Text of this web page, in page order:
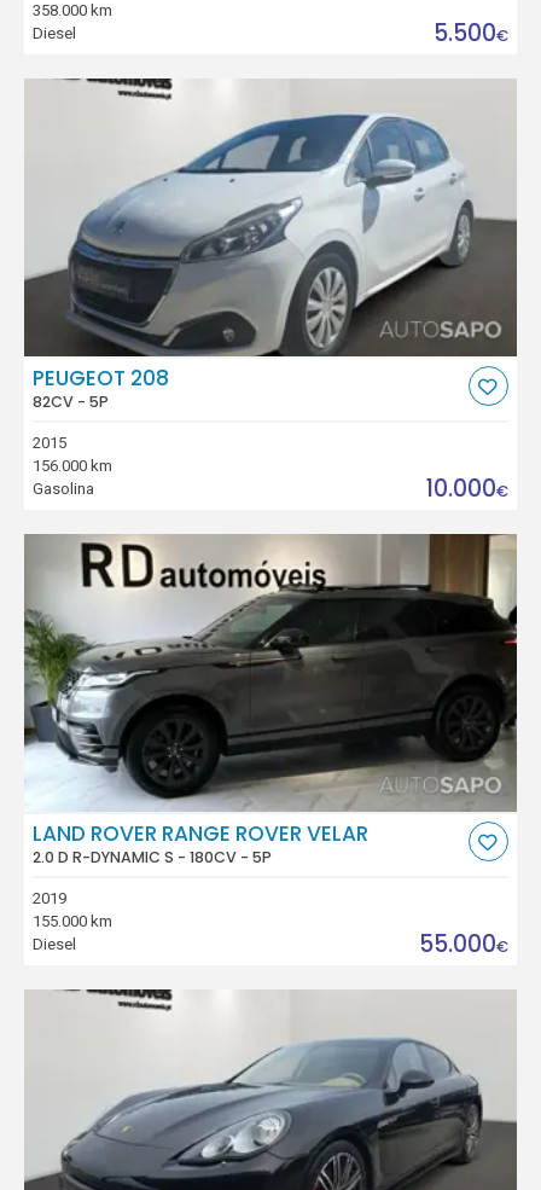
358.000 km
Diesel
5.500€
PEUGEOT 208
82CV - 5P
2015
156.000 km
Gasolina
10.000€
LAND ROVER RANGE ROVER VELAR
2.0 D R-DYNAMIC S - 180CV - 5P
2019
155.000 km
Diesel
55.000€